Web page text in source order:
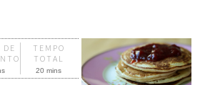
DE
TEMPO
TOTAL
20 mins